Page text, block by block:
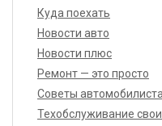
Куда поехать
Новости авто
Новости плюс
Ремонт — это просто
Советы
Техобслуживание